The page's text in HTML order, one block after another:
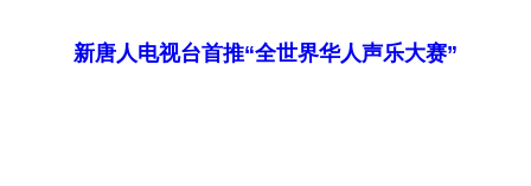
新唐人电视台首推“全世界华人声乐大赛”